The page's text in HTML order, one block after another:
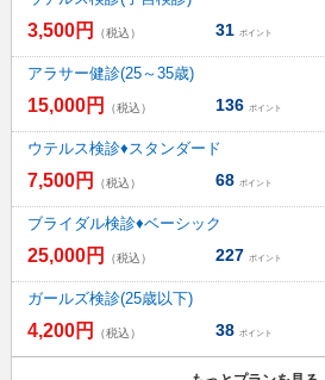
3,500円 （税込） 31 ポイント
アラサー健診(25～35歳)
15,000円 （税込） 136 ポイント
ウテルス検診♦スタンダード
7,500円 （税込） 68 ポイント
ブライダル検診♦ベーシック
25,000円 （税込） 227 ポイント
ガールズ検診(25歳以下)
4,200円 （税込） 38 ポイント